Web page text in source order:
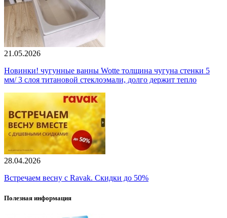
21.05.2026
Новинки! чугунные ванны Wotte толщина чугуна стенки 5
мм/ 3 слоя титановой стеклоэмали, долго держит тепло
28.04.2026
Встречаем весну с Ravak. Скидки до 50%
Полезная информация